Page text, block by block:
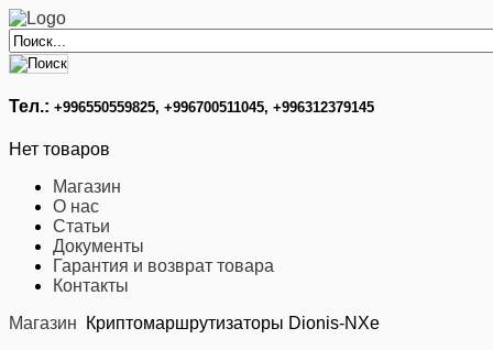
Тел.: +996550559825, +996700511045, +996312379145
Нет товаров
Магазин
О нас
Статьи
Документы
Гарантия и возврат товара
Контакты
Магазин
Криптомаршрутизаторы Dionis-NXe